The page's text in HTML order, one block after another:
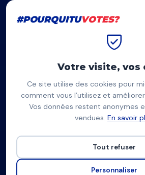
#POURQUITUVOTES?
RJ
Romain
Liste d'union à gauche
#POURQUITUVOTES?
Votre visite, vos
Ce site utilise des cookies pour
comment vous l’utilisez et
Vos données restent anonymes
vendues. En savoir
Tout refuser
Personnaliser